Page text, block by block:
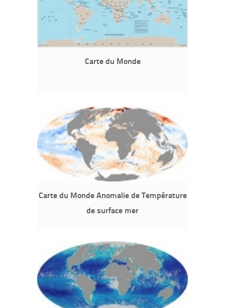
Carte du Monde
Carte du Monde Anomalie de Température
de surface mer